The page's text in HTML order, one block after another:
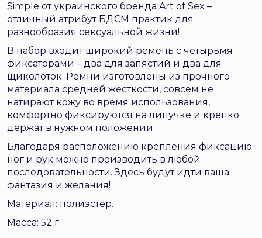
Simple от украинского бренда Art of Sex –
отличный атрибут БДСМ практик для
разнообразия сексуальной жизни!
В набор входит широкий ремень с четырьмя
фиксаторами – два для запястий и два для
щиколоток. Ремни изготовлены из прочного
материала средней жесткости, совсем не
натирают кожу во время использования,
комфортно фиксируются на липучке и крепко
держат в нужном положении.
Благодаря расположению крепления фиксацию
ног и рук можно производить в любой
последовательности. Здесь будут идти ваша
фантазия и желания!
Материал: полиэстер.
Масса: 52 г.